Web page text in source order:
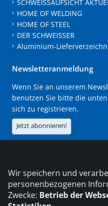
SCHWEISSAUFSICHT
HOME OF WELDING
HOME OF STEEL
DER SCHWEISSER
Aluminium-
Newsletteranmeldung
Wenn Sie an unserem
benutzen Sie bitte die
sich zu registrieren.
Jetzt abonnieren!
Wir speichern und
personenbezogenen
Zwecke: Betrieb der